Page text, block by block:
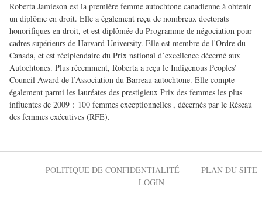
Roberta Jamieson est la première femme autochtone canadienne à obtenir
un diplôme en droit. Elle a également reçu de nombreux doctorats
honorifiques en droit, et est diplômée du Programme de négociation pour
cadres supérieurs de Harvard University. Elle est membre de l'Ordre du
Canada, et est récipiendaire du Prix national d’excellence décerné aux
Autochtones. Plus récemment, Roberta a reçu le Indigenous Peoples’
Council Award de l’Association du Barreau autochtone. Elle compte
également parmi les lauréates des prestigieux Prix des femmes les plus
influentes de 2009 : 100 femmes exceptionnelles , décernés par le Réseau
des femmes exécutives (RFE).
POLITIQUE DE CONFIDENTIALITÉ
PLAN DU SITE
LOGIN